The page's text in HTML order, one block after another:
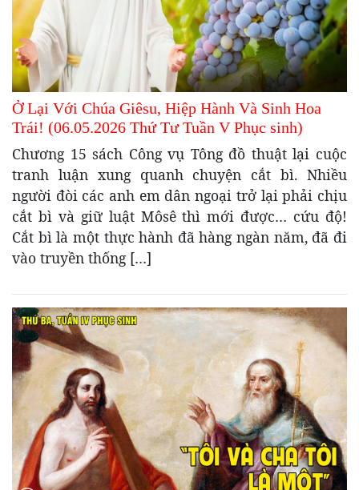
Ở Lại Với Chúa Giêsu, Hiệp Hành Và Sinh Hoa
Trái! (06.05.2026 Thứ Tư Tuần V Phục sinh)
Chương 15 sách Công vụ Tông đồ thuật lại cuộc
tranh luận xung quanh chuyện cắt bì. Nhiều
người đòi các anh em dân ngoại trở lại phải chịu
cắt bì và giữ luật Môsê thì mới được… cứu độ!
Cắt bì là một thực hành đã hàng ngàn năm, đã đi
vào truyền thống […]